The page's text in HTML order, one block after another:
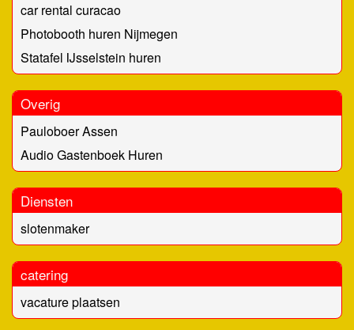
car rental curacao
Photobooth huren Nijmegen
Statafel IJsselstein huren
Overig
Pauloboer Assen
Audio Gastenboek Huren
Diensten
slotenmaker
catering
vacature plaatsen